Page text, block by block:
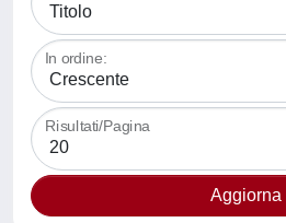
In ordine:
Risultati/Pagina